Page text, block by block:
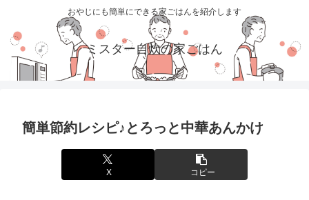
おやじにも簡単にできる家ごはんを紹介します
ミスター自炊の家ごはん
簡単節約レシピ♪とろっと中華あんかけ
X コピー